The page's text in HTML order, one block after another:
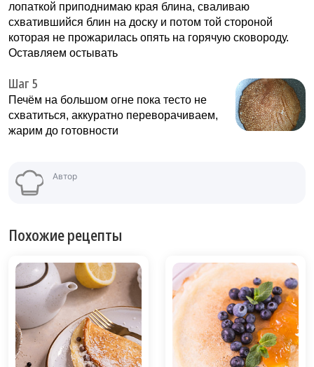
лопаткой приподнимаю края блина, сваливаю
схватившийся блин на доску и потом той стороной
которая не прожарилась опять на горячую сковороду.
Оставляем остывать
Шаг 5
Печём на большом огне пока тесто не
схватиться, аккуратно переворачиваем,
жарим до готовности
Автор
Похожие рецепты